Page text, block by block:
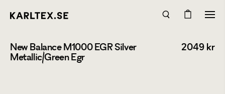
New Balance M1000 EGR Silver
Metallic/Green Egr
2049 kr